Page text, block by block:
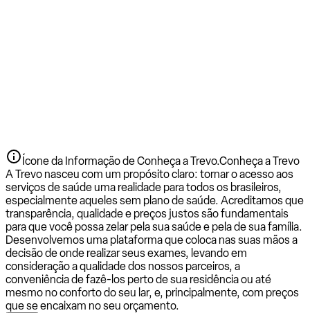
Ícone da Informação de Conheça a Trevo.Conheça a Trevo
A Trevo nasceu com um propósito claro: tornar o acesso aos
serviços de saúde uma realidade para todos os brasileiros,
especialmente aqueles sem plano de saúde. Acreditamos que
transparência, qualidade e preços justos são fundamentais
para que você possa zelar pela sua saúde e pela de sua família.
Desenvolvemos uma plataforma que coloca nas suas mãos a
decisão de onde realizar seus exames, levando em
consideração a qualidade dos nossos parceiros, a
conveniência de fazê-los perto de sua residência ou até
mesmo no conforto do seu lar, e, principalmente, com preços
que se encaixam no seu orçamento.